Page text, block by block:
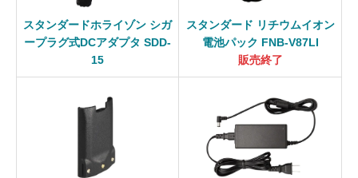
スタンダードホライゾン シガ
ープラグ式DCアダプタ SDD-
15
スタンダード リチウムイオン
電池パック FNB-V87LI
販売終了